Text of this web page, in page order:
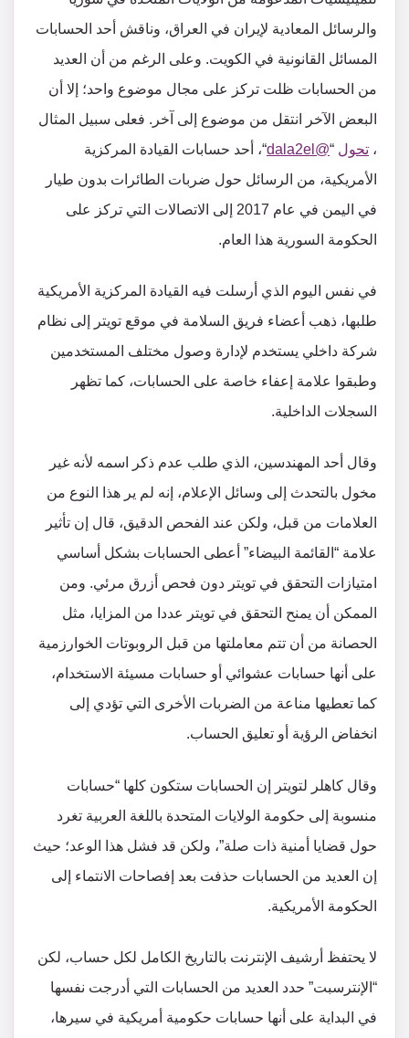
والرسائل المعادية لإيران في العراق، وناقش أحد الحسابات
المسائل القانونية في الكويت. وعلى الرغم من أن العديد
من الحسابات ظلت تركز على مجال موضوع واحد؛ إلا أن
البعض الآخر انتقل من موضوع إلى آخر. فعلى سبيل المثال
، تحول “
@dala2el
“، أحد حسابات القيادة المركزية
الأمريكية، من الرسائل حول ضربات الطائرات بدون طيار
في اليمن في عام 2017 إلى الاتصالات التي تركز على
الحكومة السورية هذا العام.
في نفس اليوم الذي أرسلت فيه القيادة المركزية الأمريكية
طلبها، ذهب أعضاء فريق السلامة في موقع تويتر إلى نظام
شركة داخلي يستخدم لإدارة وصول مختلف المستخدمين
وطبقوا علامة إعفاء خاصة على الحسابات، كما تظهر
السجلات الداخلية.
وقال أحد المهندسين، الذي طلب عدم ذكر اسمه لأنه غير
مخول بالتحدث إلى وسائل الإعلام، إنه لم ير هذا النوع من
العلامات من قبل، ولكن عند الفحص الدقيق، قال إن تأثير
علامة “القائمة البيضاء” أعطى الحسابات بشكل أساسي
امتيازات التحقق في تويتر دون فحص أزرق مرئي. ومن
الممكن أن يمنح التحقق في تويتر عددا من المزايا، مثل
الحصانة من أن تتم معاملتها من قبل الروبوتات الخوارزمية
على أنها حسابات عشوائي أو حسابات مسيئة الاستخدام،
كما تعطيها مناعة من الضربات الأخرى التي تؤدي إلى
انخفاض الرؤية أو تعليق الحساب.
وقال كاهلر لتويتر إن الحسابات ستكون كلها “حسابات
منسوبة إلى حكومة الولايات المتحدة باللغة العربية تغرد
حول قضايا أمنية ذات صلة”، ولكن قد فشل هذا الوعد؛ حيث
إن العديد من الحسابات حذفت بعد إفصاحات الانتماء إلى
الحكومة الأمريكية.
لا يحتفظ أرشيف الإنترنت بالتاريخ الكامل لكل حساب، لكن
“الإنترسبت” حدد العديد من الحسابات التي أدرجت نفسها
في البداية على أنها حسابات حكومية أمريكية في سيرها،